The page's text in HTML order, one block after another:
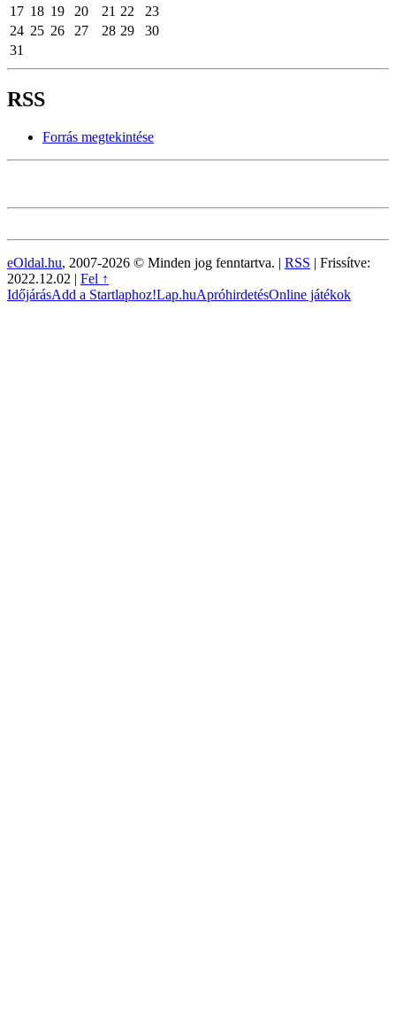
17 18 19 20 21 22
23
24 25 26 27 28 29
30
31
RSS
Forrás megtekintése
eOldal.hu, 2007-2026 © Minden jog fenntartva. | RSS | Frissítve:
2022.12.02 | Fel ↑
IdőjárásAdd a Startlaphoz!Lap.huApróhirdetésOnline játékok